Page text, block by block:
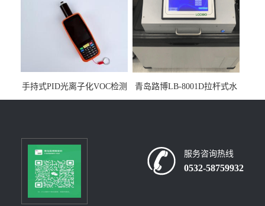
手持式PID光离子化VOC检测
仪（挥发性有机物设备）
青岛路博LB-8001D拉杆式水
质采样器
服务咨询热线
0532-58759932